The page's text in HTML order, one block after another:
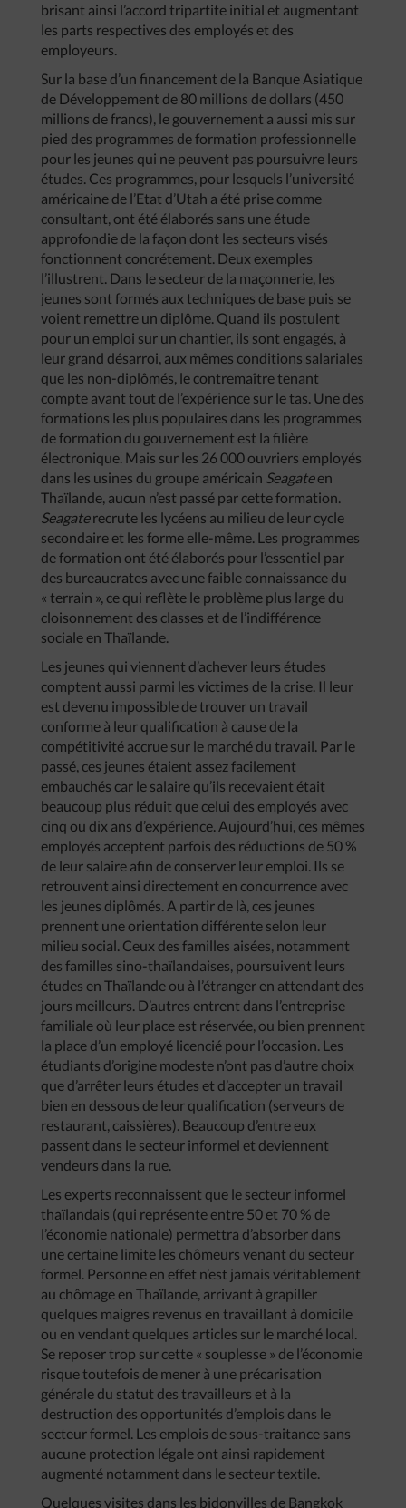
brisant ainsi l’accord tripartite initial et augmentant
les parts respectives des employés et des
employeurs.
Sur la base d’un financement de la Banque Asiatique
de Développement de 80 millions de dollars (450
millions de francs), le gouvernement a aussi mis sur
pied des programmes de formation professionnelle
pour les jeunes qui ne peuvent pas poursuivre leurs
études. Ces programmes, pour lesquels l’université
américaine de l’Etat d’Utah a été prise comme
consultant, ont été élaborés sans une étude
approfondie de la façon dont les secteurs visés
fonctionnent concrétement. Deux exemples
l’illustrent. Dans le secteur de la maçonnerie, les
jeunes sont formés aux techniques de base puis se
voient remettre un diplôme. Quand ils postulent
pour un emploi sur un chantier, ils sont engagés, à
leur grand désarroi, aux mêmes conditions salariales
que les non-diplômés, le contremaître tenant
compte avant tout de l’expérience sur le tas. Une des
formations les plus populaires dans les programmes
de formation du gouvernement est la filière
électronique. Mais sur les 26 000 ouvriers employés
dans les usines du groupe américain Seagateen
Thaïlande, aucun n’est passé par cette formation.
Seagaterecrute les lycéens au milieu de leur cycle
secondaire et les forme elle-même. Les programmes
de formation ont été élaborés pour l’essentiel par
des bureaucrates avec une faible connaissance du
« terrain », ce qui reflète le problème plus large du
cloisonnement des classes et de l’indifférence
sociale en Thaïlande.
Les jeunes qui viennent d’achever leurs études
comptent aussi parmi les victimes de la crise. Il leur
est devenu impossible de trouver un travail
conforme à leur qualification à cause de la
compétitivité accrue sur le marché du travail. Par le
passé, ces jeunes étaient assez facilement
embauchés car le salaire qu’ils recevaient était
beaucoup plus réduit que celui des employés avec
cinq ou dix ans d’expérience. Aujourd’hui, ces mêmes
employés acceptent parfois des réductions de 50 %
de leur salaire afin de conserver leur emploi. Ils se
retrouvent ainsi directement en concurrence avec
les jeunes diplômés. A partir de là, ces jeunes
prennent une orientation différente selon leur
milieu social. Ceux des familles aisées, notamment
des familles sino-thaïlandaises, poursuivent leurs
études en Thaïlande ou à l’étranger en attendant des
jours meilleurs. D’autres entrent dans l’entreprise
familiale où leur place est réservée, ou bien prennent
la place d’un employé licencié pour l’occasion. Les
étudiants d’origine modeste n’ont pas d’autre choix
que d’arrêter leurs études et d’accepter un travail
bien en dessous de leur qualification (serveurs de
restaurant, caissières). Beaucoup d’entre eux
passent dans le secteur informel et deviennent
vendeurs dans la rue.
Les experts reconnaissent que le secteur informel
thaïlandais (qui représente entre 50 et 70 % de
l’économie nationale) permettra d’absorber dans
une certaine limite les chômeurs venant du secteur
formel. Personne en effet n’est jamais véritablement
au chômage en Thaïlande, arrivant à grapiller
quelques maigres revenus en travaillant à domicile
ou en vendant quelques articles sur le marché local.
Se reposer trop sur cette « souplesse » de l’économie
risque toutefois de mener à une précarisation
générale du statut des travailleurs et à la
destruction des opportunités d’emplois dans le
secteur formel. Les emplois de sous-traitance sans
aucune protection légale ont ainsi rapidement
augmenté notamment dans le secteur textile.
Quelques visites dans les bidonvilles de Bangkok